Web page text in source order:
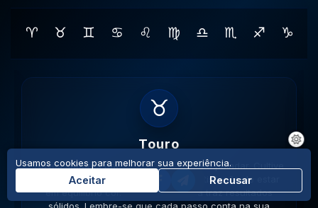
♈ ♉ ♊ ♋ ♌ ♍ ♎ ♏ ♐ ♑
♊
Gemeos
Novas amizades podem surgir em lugares inusitados. A
versatilidade é seu ponto forte; use-a para resolver
impasses de forma criativa. A versatilidade ajudará no
sucesso. Lembre-se que cada passo conta na sua
Usamos cookies para melhorar sua experiência.
Aceitar Recusar